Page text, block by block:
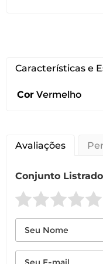
Você pode
produto
a troca ou
É
devolução
Características e
Cor Vermelho
Avaliações
Conjunto